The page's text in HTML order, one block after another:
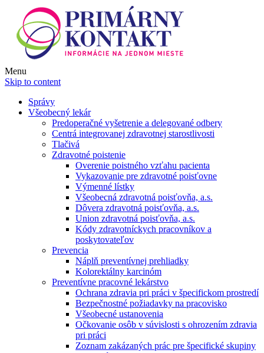
Menu
Skip to content
Správy
Všeobecný lekár
Predoperačné vyšetrenie a delegované odbery
Centrá integrovanej zdravotnej starostlivosti
Tlačivá
Zdravotné poistenie
Overenie poistného vzťahu pacienta
Vykazovanie pre zdravotné poisťovne
Výmenné lístky
Všeobecná zdravotná poisťovňa, a.s.
Dôvera zdravotná poisťovňa, a.s.
Union zdravotná poisťovňa, a.s.
Kódy zdravotníckych pracovníkov a
poskytovateľov
Prevencia
Náplň preventívnej prehliadky
Kolorektálny karcinóm
Preventívne pracovné lekárstvo
Ochrana zdravia pri práci v špecifickom prostredí
Bezpečnostné požiadavky na pracovisko
Všeobecné ustanovenia
Očkovanie osôb v súvislosti s ohrozením zdravia
pri práci
Zoznam zakázaných prác pre špecifické skupiny